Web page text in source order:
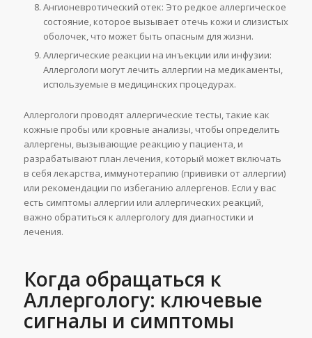
Ангионевротический отек: Это редкое аллергическое
состояние, которое вызывает отечь кожи и слизистых
оболочек, что может быть опасным для жизни.
Аллергические реакции на инъекции или инфузии:
Аллергологи могут лечить аллергии на медикаменты,
используемые в медицинских процедурах.
Аллергологи проводят аллергические тесты, такие как
кожные пробы или кровные анализы, чтобы определить
аллергены, вызывающие реакцию у пациента, и
разрабатывают план лечения, который может включать
в себя лекарства, иммунотерапию (прививки от аллергии)
или рекомендации по избеганию аллергенов. Если у вас
есть симптомы аллергии или аллергических реакций,
важно обратиться к аллергологу для диагностики и
лечения.
Когда обращаться к
Аллергологу: ключевые
сигналы и симптомы